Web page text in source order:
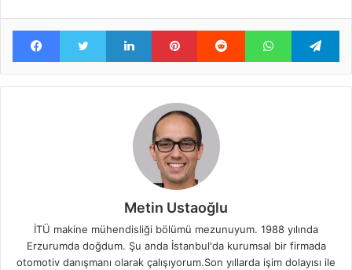
FacebookTwitter LinkedIn Pinterest Reddit WhatsApp
Metin Ustaoğlu
İTÜ makine mühendisliği bölümü mezunuyum. 1988 yılında
Erzurumda doğdum. Şu anda İstanbul'da kurumsal bir firmada
otomotiv danışmanı olarak çalışıyorum.Son yıllarda işim dolayısı ile